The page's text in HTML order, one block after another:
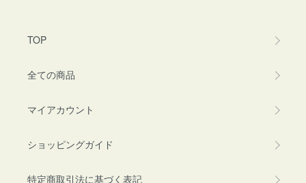
TOP
全ての商品
マイアカウント
ショッピングガイド
特定商取引法に基づく表記